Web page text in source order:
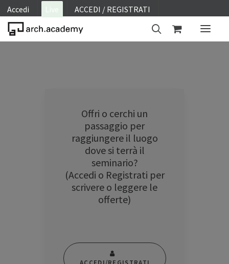
Accedi Live ACCEDI / REGISTRATI
Offri o cerchi un
passaggio per
raggiungere il luogo
dove si terrà il
seminario?
(Accedi o Registrati per
scrivere o leggere le
offerte)